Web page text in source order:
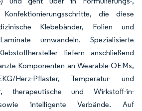
die diese
Klebebänder, Folien und
umwandeln. Spezialisierte
liefern anschließend
Komponenten an Wearable-OEMs,
Herz-Pflaster, Temperatur- und
therapeutische und Wirkstoff-in-
sowie intelligente Verbände. Auf